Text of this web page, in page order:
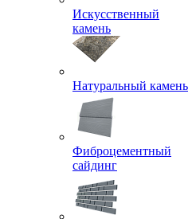
Искусственный
камень
Натуральный камень
Фиброцементный
сайдинг